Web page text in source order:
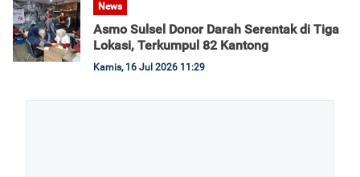
News
Asmo Sulsel Donor Darah Serentak di Tiga
Lokasi, Terkumpul 82 Kantong
Kamis, 16 Jul 2026 11:29